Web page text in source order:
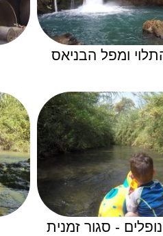
ומפל הבניאס
- סגור זמנית